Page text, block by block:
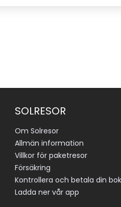
SOLRESOR
Om Solresor
Allmän information
Villkor för paketresor
Försäkring
Kontrollera och betala din
Ladda ner vår app